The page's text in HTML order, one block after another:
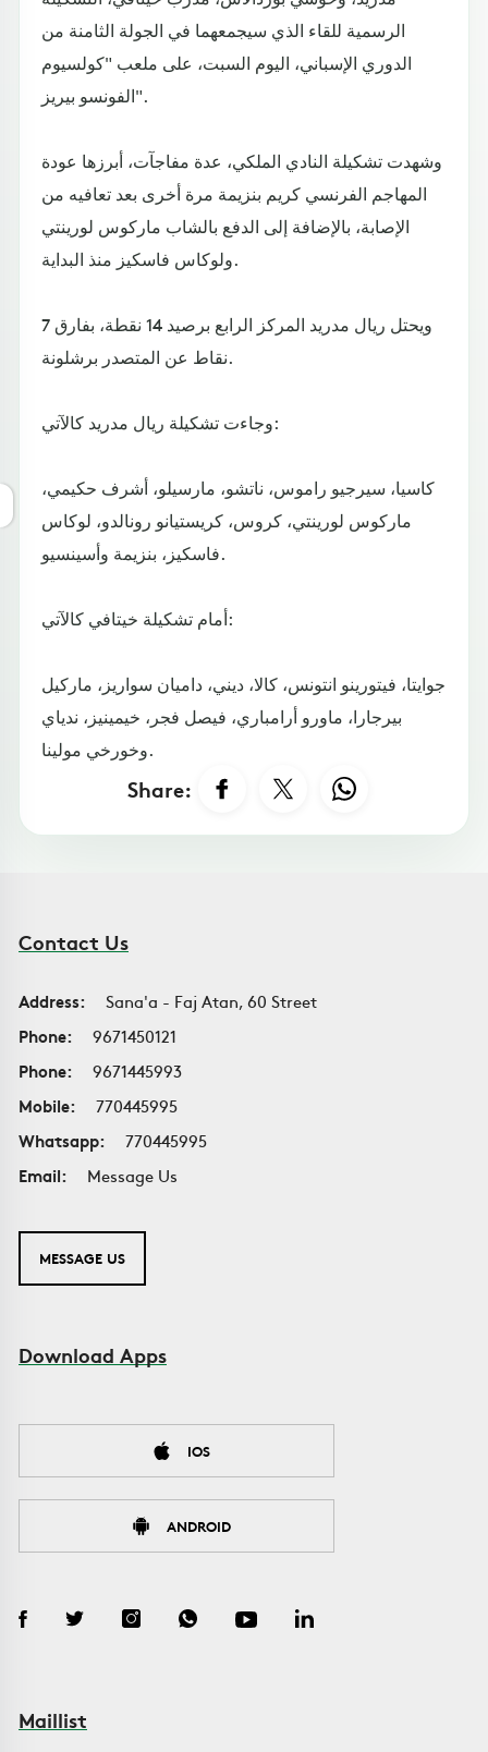
الرسمية للقاء الذي سيجمعهما في الجولة الثامنة من
الدوري الإسباني، اليوم السبت، على ملعب "كولسيوم
الفونسو بيريز".
وشهدت تشكيلة النادي الملكي، عدة مفاجآت، أبرزها عودة
المهاجم الفرنسي كريم بنزيمة مرة أخرى بعد تعافيه من
الإصابة، بالإضافة إلى الدفع بالشاب ماركوس لورينتي
ولوكاس فاسكيز منذ البداية.
ويحتل ريال مدريد المركز الرابع برصيد 14 نقطة، بفارق 7
نقاط عن المتصدر برشلونة.
وجاءت تشكيلة ريال مدريد كالآتي:
كاسيا، سيرجيو راموس، ناتشو، مارسيلو، أشرف حكيمي،
ماركوس لورينتي، كروس، كريستيانو رونالدو، لوكاس
فاسكيز، بنزيمة وأسينسيو.
أمام تشكيلة خيتافي كالآتي:
جوايتا، فيتورينو انتونس، كالا، ديني، داميان سواريز، ماركيل
بيرجارا، ماورو أرامباري، فيصل فجر، خيمينيز، ندياي
وخورخي مولينا.
Share:
Contact Us
Address:
Sana'a - Faj Atan, 60 Street
Phone:
9671450121
Phone:
9671445993
Mobile:
770445995
Whatsapp:
770445995
Email:
Message Us
MESSAGE US
Download Apps
IOS
ANDROID
Maillist